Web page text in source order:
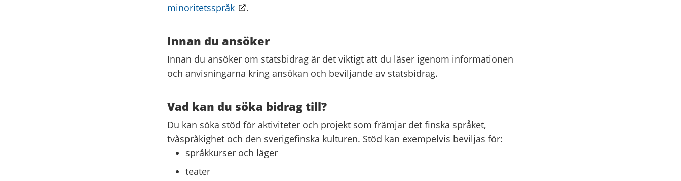
minoritetsspråk
.
Innan du ansöker
Innan du ansöker om statsbidrag är det viktigt att du läser igenom informationen
och anvisningarna kring ansökan och beviljande av statsbidrag.
Vad kan du söka bidrag till?
Du kan söka stöd för aktiviteter och projekt som främjar det finska språket,
tvåspråkighet och den sverigefinska kulturen. Stöd kan exempelvis beviljas för:
språkkurser och läger
teater